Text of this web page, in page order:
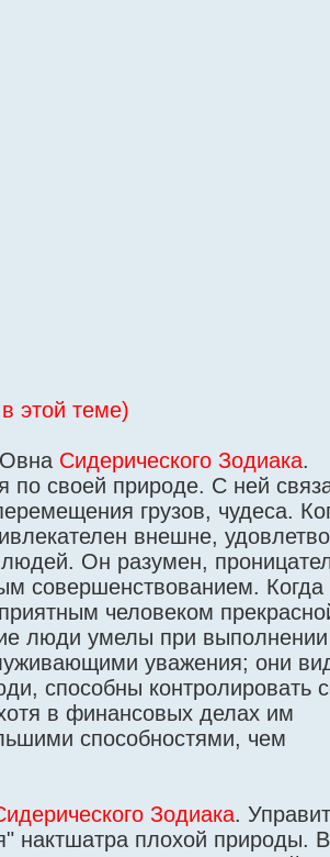
этой теме)
Сидерического Зодиака.
по своей природе. С ней
грузов, чудеса.
внешне,
Он разумен,
совершенствованием. Когда
человеком
люди умелы при выполнении
уважения; они
способны контролировать
в финансовых делах им
способностями, чем
Зодиака.
нактшатра плохой природы.